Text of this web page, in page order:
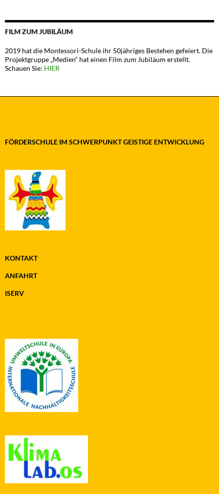
FILM ZUM JUBILÄUM
2019 hat die Montessori-Schule ihr 50jähriges Bestehen gefeiert. Die
Projektgruppe „Medien“ hat einen Film zum Jubiläum erstellt.
Schauen Sie: HIER
FÖRDERSCHULE IM SCHWERPUNKT GEISTIGE ENTWICKLUNG
KONTAKT
ANFAHRT
ISERV